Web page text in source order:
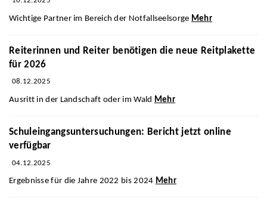
Wichtige Partner im Bereich der Notfallseelsorge Mehr
Reiterinnen und Reiter benötigen die neue Reitplakette
für 2026
08.12.2025
Ausritt in der Landschaft oder im Wald Mehr
Schuleingangsuntersuchungen: Bericht jetzt online
verfügbar
04.12.2025
Ergebnisse für die Jahre 2022 bis 2024 Mehr